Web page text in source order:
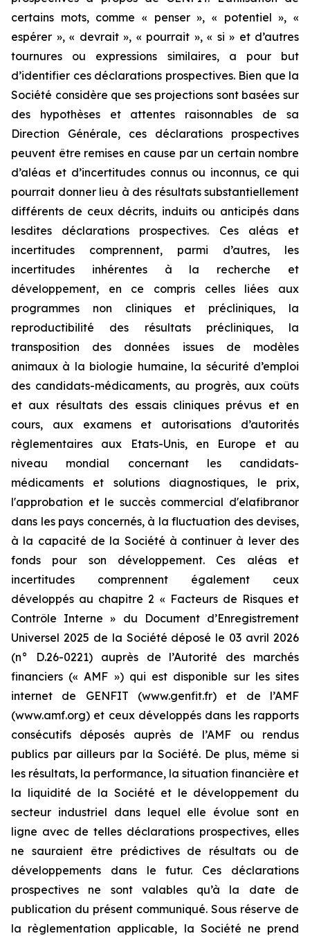
certains mots, comme « penser », « potentiel », «
espérer », « devrait », « pourrait », « si » et d’autres
tournures ou expressions similaires, a pour but
d’identifier ces déclarations prospectives. Bien que la
Société considère que ses projections sont basées sur
des hypothèses et attentes raisonnables de sa
Direction Générale, ces déclarations prospectives
peuvent être remises en cause par un certain nombre
d’aléas et d’incertitudes connus ou inconnus, ce qui
pourrait donner lieu à des résultats substantiellement
différents de ceux décrits, induits ou anticipés dans
lesdites déclarations prospectives. Ces aléas et
incertitudes comprennent, parmi d’autres, les
incertitudes inhérentes à la recherche et
développement, en ce compris celles liées aux
programmes non cliniques et précliniques, la
reproductibilité des résultats précliniques, la
transposition des données issues de modèles
animaux à la biologie humaine, la sécurité d’emploi
des candidats-médicaments, au progrès, aux coûts
et aux résultats des essais cliniques prévus et en
cours, aux examens et autorisations d’autorités
règlementaires aux Etats-Unis, en Europe et au
niveau mondial concernant les candidats-
médicaments et solutions diagnostiques, le prix,
l'approbation et le succès commercial d'elafibranor
dans les pays concernés, à la fluctuation des devises,
à la capacité de la Société à continuer à lever des
fonds pour son développement. Ces aléas et
incertitudes comprennent également ceux
développés au chapitre 2 « Facteurs de Risques et
Contrôle Interne » du Document d’Enregistrement
Universel 2025 de la Société déposé le 03 avril 2026
(n° D.26-0221) auprès de l’Autorité des marchés
financiers (« AMF ») qui est disponible sur les sites
internet de GENFIT (www.genfit.fr) et de l’AMF
(www.amf.org) et ceux développés dans les rapports
consécutifs déposés auprès de l’AMF ou rendus
publics par ailleurs par la Société. De plus, même si
les résultats, la performance, la situation financière et
la liquidité de la Société et le développement du
secteur industriel dans lequel elle évolue sont en
ligne avec de telles déclarations prospectives, elles
ne sauraient être prédictives de résultats ou de
développements dans le futur. Ces déclarations
prospectives ne sont valables qu’à la date de
publication du présent communiqué. Sous réserve de
la règlementation applicable, la Société ne prend